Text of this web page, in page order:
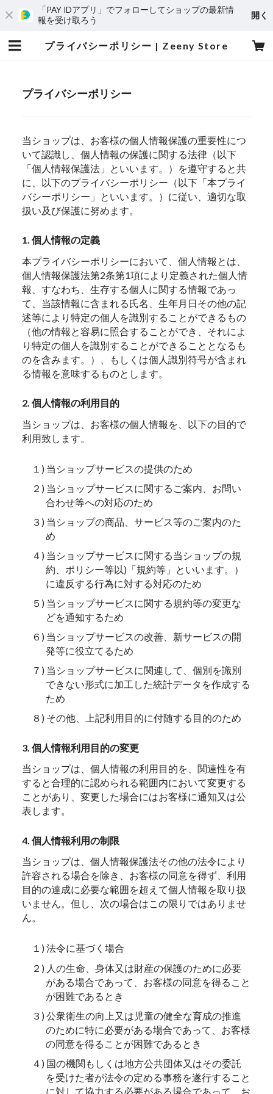
「PAY IDアプリ」でフォローしてショップの最新情
報を受け取ろう
開く
プライバシーポリシー | Zeeny Store
プライバシーポリシー
当ショップは、お客様の個人情報保護の重要性につ
いて認識し、個人情報の保護に関する法律（以下
「個人情報保護法」といいます。）を遵守すると共
に、以下のプライバシーポリシー（以下「本プライ
バシーポリシー」といいます。）に従い、適切な取
扱い及び保護に努めます。
1. 個人情報の定義
本プライバシーポリシーにおいて、個人情報とは、
個人情報保護法第2条第1項により定義された個人情
報、すなわち、生存する個人に関する情報であっ
て、当該情報に含まれる氏名、生年月日その他の記
述等により特定の個人を識別することができるもの
（他の情報と容易に照合することができ、それによ
り特定の個人を識別することができることとなるも
のを含みます。）、もしくは個人識別符号が含まれ
る情報を意味するものとします。
2. 個人情報の利用目的
当ショップは、お客様の個人情報を、以下の目的で
利用致します。
１) 当ショップサービスの提供のため
２) 当ショップサービスに関するご案内、お問い
合わせ等への対応のため
３) 当ショップの商品、サービス等のご案内のた
め
４) 当ショップサービスに関する当ショップの規
約、ポリシー等以)「規約等」といいます。）
に違反する行為に対する対応のため
５) 当ショップサービスに関する規約等の変更な
どを通知するため
６) 当ショップサービスの改善、新サービスの開
発等に役立てるため
７) 当ショップサービスに関連して、個別を識別
できない形式に加工した統計データを作成する
ため
８) その他、上記利用目的に付随する目的のため
3. 個人情報利用目的の変更
当ショップは、個人情報の利用目的を、関連性を有
すると合理的に認められる範囲内において変更する
ことがあり、変更した場合にはお客様に通知又は公
表します。
4. 個人情報利用の制限
当ショップは、個人情報保護法その他の法令により
許容される場合を除き、お客様の同意を得ず、利用
目的の達成に必要な範囲を超えて個人情報を取り扱
いません。但し、次の場合はこの限りではありませ
ん。
１) 法令に基づく場合
２) 人の生命、身体又は財産の保護のために必要
がある場合であって、お客様の同意を得ること
が困難であるとき
３) 公衆衛生の向上又は児童の健全な育成の推進
のために特に必要がある場合であって、お客様
の同意を得ることが困難であるとき
４) 国の機関もしくは地方公共団体又はその委託
を受けた者が法令の定める事務を遂行すること
に対して協力する必要がある場合であって、お